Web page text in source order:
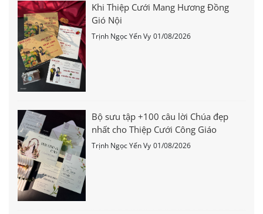
Khi Thiệp Cưới Mang Hương Đồng
Gió Nội
Trịnh Ngọc Yến Vy 01/08/2026
Bộ sưu tập +100 câu lời Chúa đẹp
nhất cho Thiệp Cưới Công Giáo
Trịnh Ngọc Yến Vy 01/08/2026